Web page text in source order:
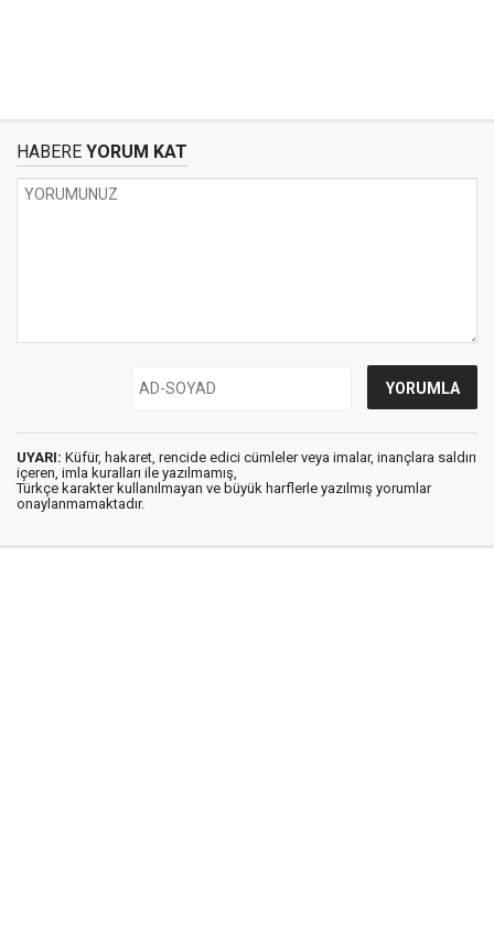
HABERE YORUM KAT
UYARI: Küfür, hakaret, rencide edici cümleler veya imalar, inançlara saldırı
içeren, imla kuralları ile yazılmamış,
Türkçe karakter kullanılmayan ve büyük harflerle yazılmış yorumlar
onaylanmamaktadır.